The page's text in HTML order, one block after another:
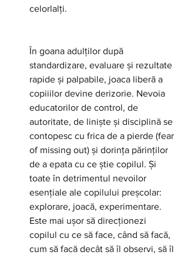
celorlalți.
În goana adulților după
standardizare, evaluare și rezultate
rapide și palpabile, joaca liberă a
copiiilor devine derizorie. Nevoia
educatorilor de control, de
autoritate, de liniște și disciplină se
contopesc cu frica de a pierde (fear
of missing out) și dorința părinților
de a epata cu ce știe copilul. Și
toate în detrimentul nevoilor
esențiale ale copilului preșcolar:
explorare, joacă, experimentare.
Este mai ușor să direcționezi
copilul cu ce să face, când să facă,
cum să facă decât să îl observi, să îl